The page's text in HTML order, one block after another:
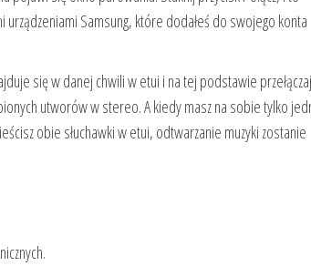
Samsung, które dodałeś do swojego konta
się w danej chwili w etui i na tej podstawie
utworów w stereo. A kiedy masz na sobie tylko
obie słuchawki w etui, odtwarzanie muzyki zostanie